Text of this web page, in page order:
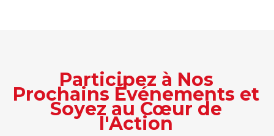
Participez à Nos
Prochains Événements et
Soyez au Cœur de
l'Action